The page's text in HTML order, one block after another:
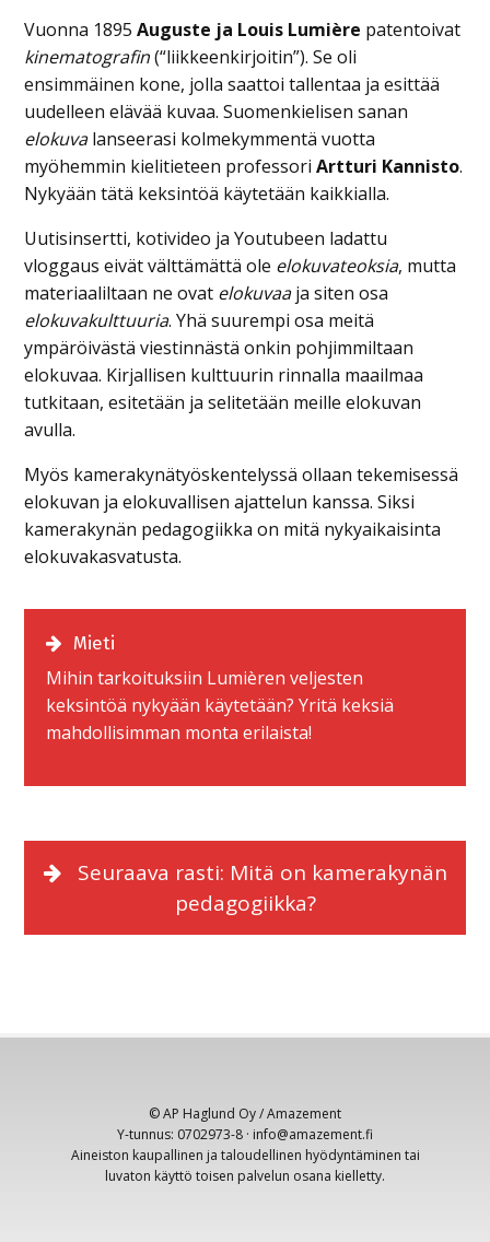
Vuonna 1895Auguste ja Louis Lumière patentoivat
kinematografin(“liikkeenkirjoitin”). Se oli
ensimmäinen kone, jolla saattoi tallentaa ja esittää
uudelleen elävää kuvaa. Suomenkielisen sanan
elokuvalanseerasi kolmekymmentä vuotta
myöhemmin kielitieteen professoriArtturi Kannisto.
Nykyään tätä keksintöä käytetään kaikkialla.
Uutisinsertti, kotivideo ja Youtubeen ladattu
vloggaus eivät välttämättä ole elokuvateoksia, mutta
materiaaliltaan ne ovat elokuvaaja siten osa
elokuvakulttuuria. Yhä suurempi osa meitä
ympäröivästä viestinnästä onkin pohjimmiltaan
elokuvaa. Kirjallisen kulttuurin rinnalla maailmaa
tutkitaan, esitetään ja selitetään meille elokuvan
avulla.
Myös kamerakynätyöskentelyssä ollaan tekemisessä
elokuvan ja elokuvallisen ajattelun kanssa. Siksi
kamerakynän pedagogiikka on mitä nykyaikaisinta
elokuvakasvatusta.
Mieti
Mihin tarkoituksiin Lumièren veljesten
keksintöä nykyään käytetään? Yritä keksiä
mahdollisimman monta erilaista!
Seuraava rasti: Mitä on kamerakynän
pedagogiikka?
© AP Haglund Oy / Amazement
Y-tunnus: 0702973-8 · info@amazement.fi
Aineiston kaupallinen ja taloudellinen hyödyntäminen tai
luvaton käyttö toisen palvelun osana kielletty.